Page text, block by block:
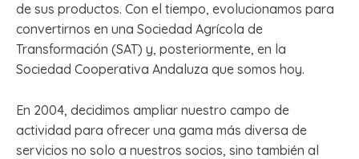
de sus productos. Con el tiempo, evolucionamos para
convertirnos en una Sociedad Agrícola de
Transformación (SAT) y, posteriormente, en la
Sociedad Cooperativa Andaluza que somos hoy.
En 2004, decidimos ampliar nuestro campo de
actividad para ofrecer una gama más diversa de
servicios no solo a nuestros socios, sino también al